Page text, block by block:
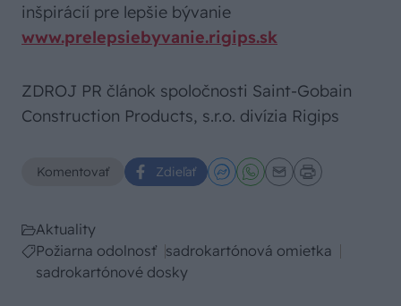
inšpirácií pre lepšie bývanie
www.prelepsiebyvanie.rigips.sk
ZDROJ PR článok spoločnosti Saint-Gobain
Construction Products, s.r.o. divízia Rigips
Komentovať Zdieľať
Aktuality
Požiarna odolnosť sadrokartónová omietka
sadrokartónové dosky